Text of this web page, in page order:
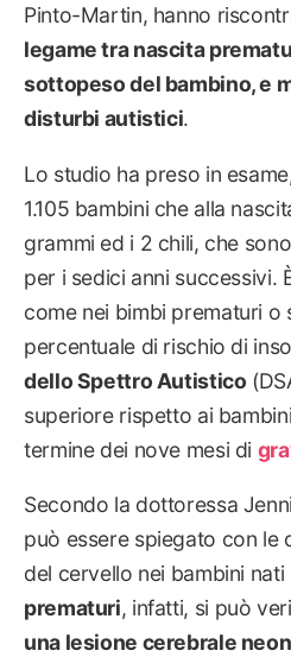
Pinto-Martin, hanno
legame tra nascita
sottopeso del bambino, e
disturbi autistici.
Lo studio ha preso in
1.105 bambini che alla
grammi ed i 2 chili, che
per i sedici anni successivi.
come nei bimbi prematuri o
percentuale di rischio di
dello Spettro Autistico
superiore rispetto ai
termine dei nove mesi di
Secondo la dottoressa
può essere spiegato con le
del cervello nei bambini
prematuri, infatti, si può
una lesione cerebrale